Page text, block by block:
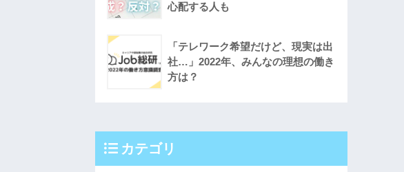
心配する人も
「テレワーク希望だけど、現実は出
社…」2022年、みんなの理想の働き
方は？
カテゴリ